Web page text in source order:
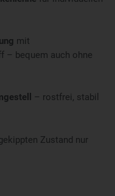
mit
– bequem auch ohne
– rostfrei, stabil
Zustand nur